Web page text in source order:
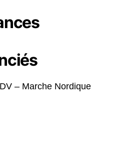
– Marche Nordique